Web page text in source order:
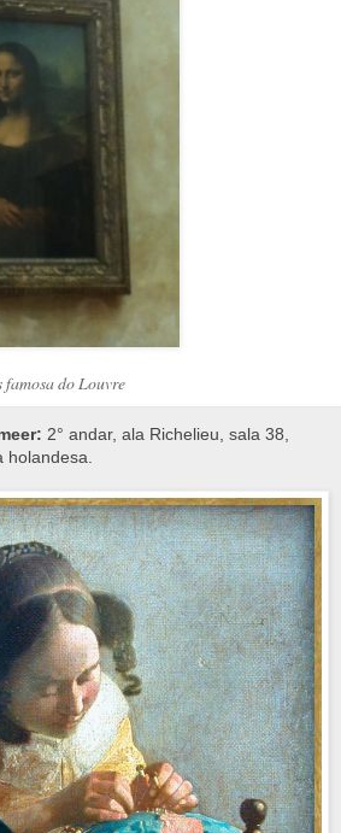
do Louvre
2° andar, ala Richelieu, sala 38,